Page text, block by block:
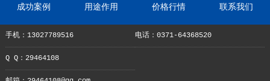
成功案例 用途作用 价格行情 联系我们
手机：13027789516 电话：0371-64368520
Q Q：29464108